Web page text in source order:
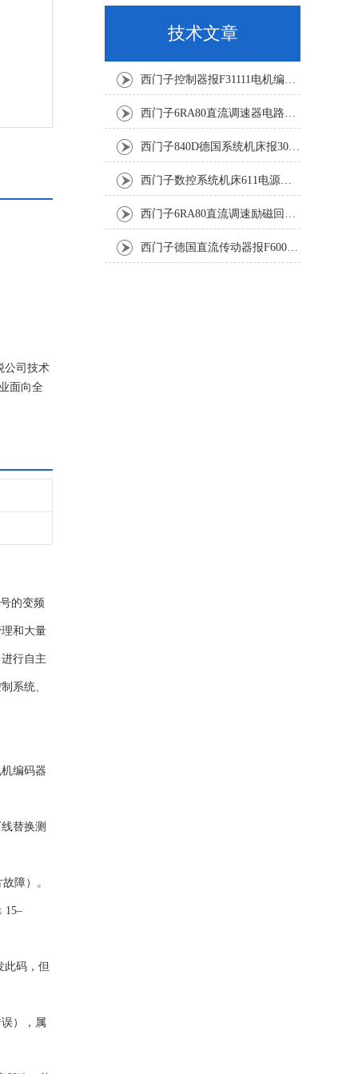
公司技术
面向全
的变频
和大量
行自主
系统、
编码器
替换测
障）。
15–
此码，但
），属
技术文章
西门子控制器报F31111电机编码器坏修复解决
西门子6RA80直流调速器电路板坏销售修理单位
西门子840D德国系统机床报300501修复解决
西门子数控系统机床611电源模块灯不显示修复解决
西门子6RA80直流调速励磁回路坏报F60005修复排除
西门子德国直流传动器报F60067高温报警修复排除方法